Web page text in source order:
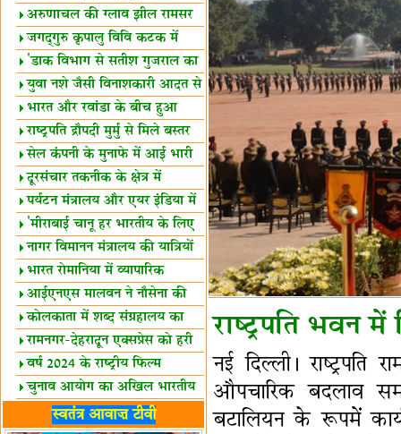
केलिए खुशखबरी!
अरुणाचल की ग्लाव झील रामसर
स्थल घोषित
जगद्गुरु कृपालु विवि कटक में
शैक्षिक सत्र शुरू
'डाक विभाग से सतीश गुजराल का
रिश्ता गहरा'
युवा नशे जैसी विनाशकारी आदत से
दूर रहें-मोदी
भारत और रवांडा के बीच हुआ
व्यापार विस्तार
राष्ट्रपति द्रौपदी मुर्मु से मिले बस्तर
के प्रतिनिधि
सेल कंपनी के मुनाफे में आई भारी
उछाल!
दूरसंचार तकनीक के क्षेत्र में
उत्कृष्टता पुरस्कार
पर्यटन मंत्रालय और एयर इंडिया में
समझौता
'मीराबाई चानू हर भारतीय के लिए
प्रेरणा'
नागर विमानन मंत्रालय की यात्रियों
को सलाह
भारत रोमानिया में व्यापारिक
साझेदारियां
आईएनएस मालवन ने नौसेना की
ताकत बढ़ाई
कोलकाता में शब्द संग्रहालय का
उद्घाटन
रामनगर-देहरादून एक्सप्रेस को हरी
झंडीवर्ष 2024 के राष्ट्रीय फिल्म
पुरस्कारों की घोषणा
चुनाव आयोग का अखिल भारतीय
मीडिया सम्मेलन
भारत में केवड़े का अस्तित्‍व 24
स्वतंत्र आवाज़ टीवी
राष्ट्रपति भवन
नई दिल्ली। राष्ट्रपति
औपचारिक बदलाव
बटालियन के रूपमें